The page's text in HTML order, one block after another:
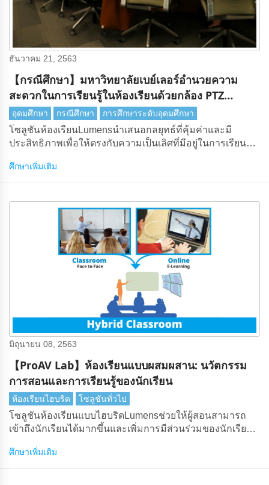
ธันวาคม 21, 2563
【กรณีศึกษา】มหาวิทยาลัยเบย์เลอร์อํานวยความ
สะดวกในการเรียนรู้ในห้องเรียนด้วยกล้อง PTZ
Lumens
อุดมศึกษา กรณีศึกษา การศึกษาระดับอุดมศึกษา
โซลูชันห้องเรียนLumensนําเสนอกลยุทธ์ที่คุ้มค่าและมี
ประสิทธิภาพเพื่อให้ตรงกับความเป็นเลิศที่มีอยู่ในการเรียนรู้
ศึกษาเพิ่มเติม
มิถุนายน 08, 2563
【ProAV Lab】ห้องเรียนแบบผสมผสาน: นวัตกรรม
การสอนและการเรียนรู้ของนักเรียน
ห้องเรียนไฮบริด โซลูชันทั่วไป
โซลูชันห้องเรียนแบบไฮบริดLumensช่วยให้ผู้สอนสามารถ
เข้าถึงนักเรียนได้มากขึ้นและเพิ่มการมีส่วนร่วมของนักเรียน
ศึกษาเพิ่มเติม